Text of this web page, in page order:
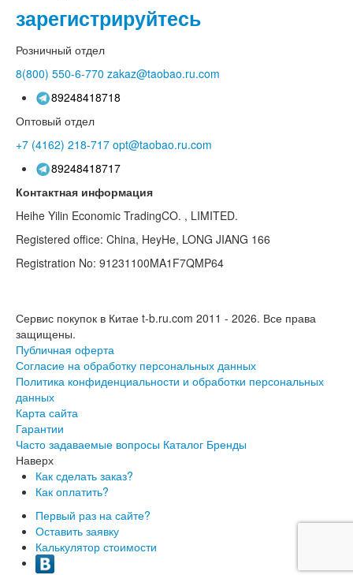
зарегистрируйтесь
Розничный отдел
8(800) 550-6-770 zakaz@taobao.ru.com
89248418718
Оптовый отдел
+7 (4162) 218-717 opt@taobao.ru.com
89248418717
Контактная информация
Heihe Yilin Economic TradingCO. , LIMITED.
Registered office: China, HeyHe, LONG JIANG 166
Registration No: 91231100MA1F7QMP64
Сервис покупок в Китае t-b.ru.com 2011 - 2026. Все права
защищены.
Публичная оферта
Согласие на обработку персональных данных
Политика конфиденциальности и обработки персональных
данных
Карта сайта
Гарантии
Часто задаваемые вопросы Каталог Бренды
Наверх
Как сделать заказ?
Как оплатить?
Первый раз на сайте?
Оставить заявку
Калькулятор стоимости